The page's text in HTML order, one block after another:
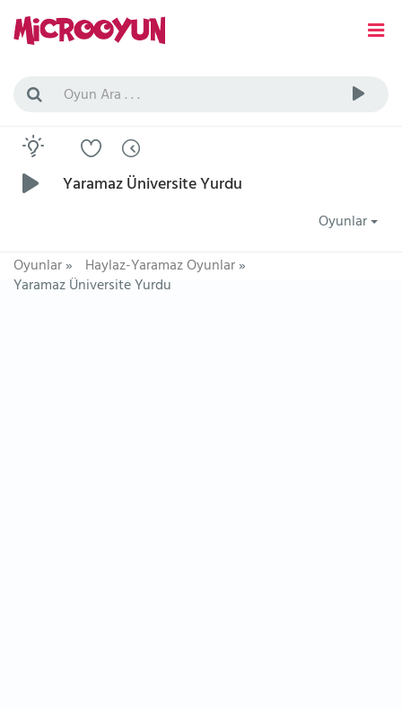
Yaramaz Üniversite Yurdu
Oyunlar
Oyunlar» Haylaz-Yaramaz Oyunlar»
Yaramaz Üniversite Yurdu